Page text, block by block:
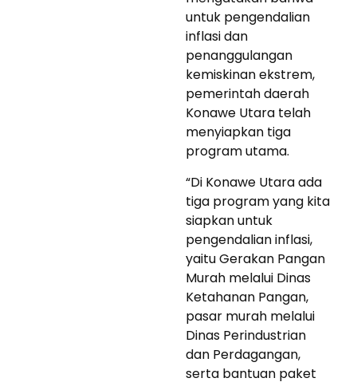
untuk pengendalian
inflasi dan
penanggulangan
kemiskinan ekstrem,
pemerintah daerah
Konawe Utara telah
menyiapkan tiga
program utama.
“Di Konawe Utara ada
tiga program yang kita
siapkan untuk
pengendalian inflasi,
yaitu Gerakan Pangan
Murah melalui Dinas
Ketahanan Pangan,
pasar murah melalui
Dinas Perindustrian
dan Perdagangan,
serta bantuan paket